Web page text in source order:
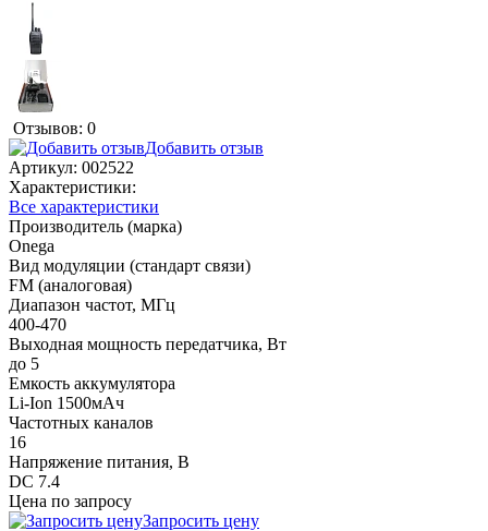
Отзывов: 0
Добавить отзыв
Артикул: 002522
Характеристики:
Все характеристики
Производитель (марка)
Onega
Вид модуляции (стандарт связи)
FM (аналоговая)
Диапазон частот, МГц
400-470
Выходная мощность передатчика, Вт
до 5
Емкость аккумулятора
Li-Ion 1500мАч
Частотных каналов
16
Напряжение питания, В
DC 7.4
Цена по запросу
Запросить цену